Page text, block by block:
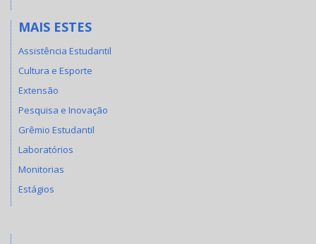
MAIS ESTES
Assistência Estudantil
Cultura e Esporte
Extensão
Pesquisa e Inovação
Grêmio Estudantil
Laboratórios
Monitorias
Estágios